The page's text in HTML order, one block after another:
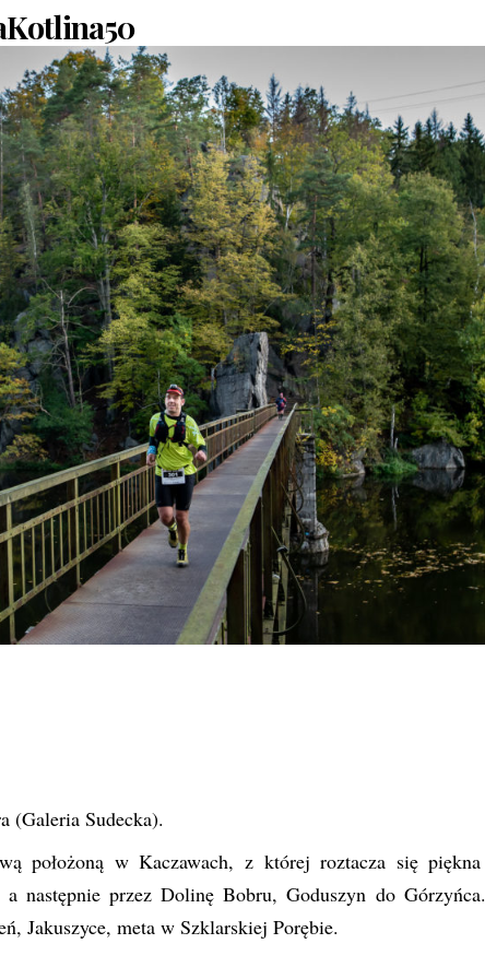
(Galeria Sudecka).
położoną w Kaczawach, z której roztacza się piękna
następnie przez Dolinę Bobru, Goduszyn do Górzyńca.
Jakuszyce, meta w Szklarskiej Porębie.